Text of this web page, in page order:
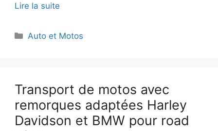
Lire la suite
Catégories
Auto et Motos
Transport de motos avec
remorques adaptées Harley
Davidson et BMW pour road